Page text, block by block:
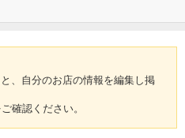
、自分のお店の情報を編集し掲
確認ください。